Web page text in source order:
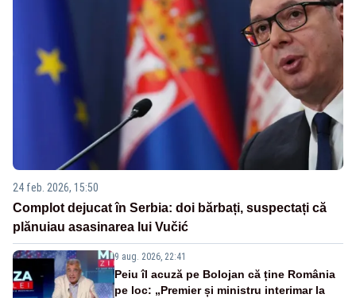
24 feb. 2026, 15:50
Complot dejucat în Serbia: doi bărbați, suspectați că
plănuiau asasinarea lui Vučić
9 aug. 2026, 22:41
Peiu îl acuză pe Bolojan că ține România
pe loc: „Premier și ministru interimar la